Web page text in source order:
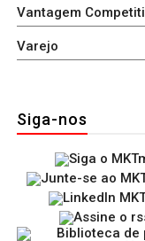
Vantagem
Varejo
Siga-nos